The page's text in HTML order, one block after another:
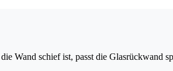
Wand schief ist, passt die Glasrückwand